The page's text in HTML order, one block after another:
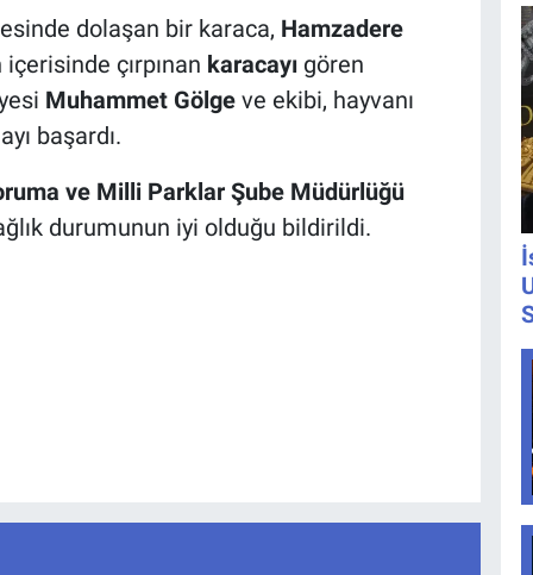
dolaşan bir karaca, Hamzadere
çırpınan karacayıgören
Muhammet Gölgeve ekibi, hayvanı
başardı.
ve Milli Parklar Şube Müdürlüğü
durumunun iyi olduğu bildirildi.